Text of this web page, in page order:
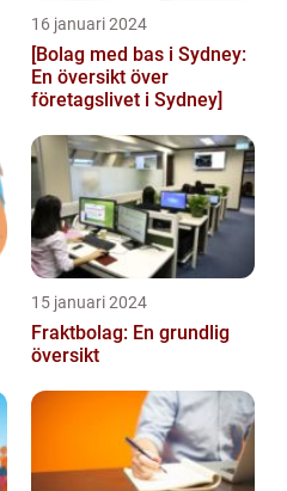
16 januari 2024
[Bolag med bas i Sydney:
En översikt över
företagslivet i Sydney]
15 januari 2024
Fraktbolag: En grundlig
översikt